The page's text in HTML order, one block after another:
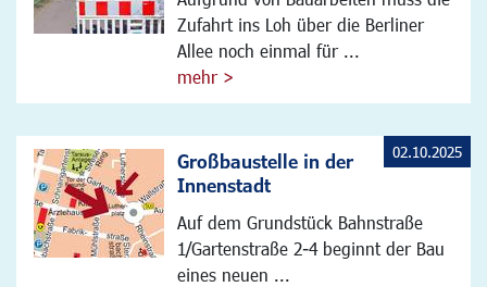
Zufahrt ins Loh über die Berliner
Allee noch einmal für ...
mehr >
Großbaustelle in der
Innenstadt
Auf dem Grundstück Bahnstraße
1/Gartenstraße 2-4 beginnt der Bau
eines neuen ...
02.10.2025